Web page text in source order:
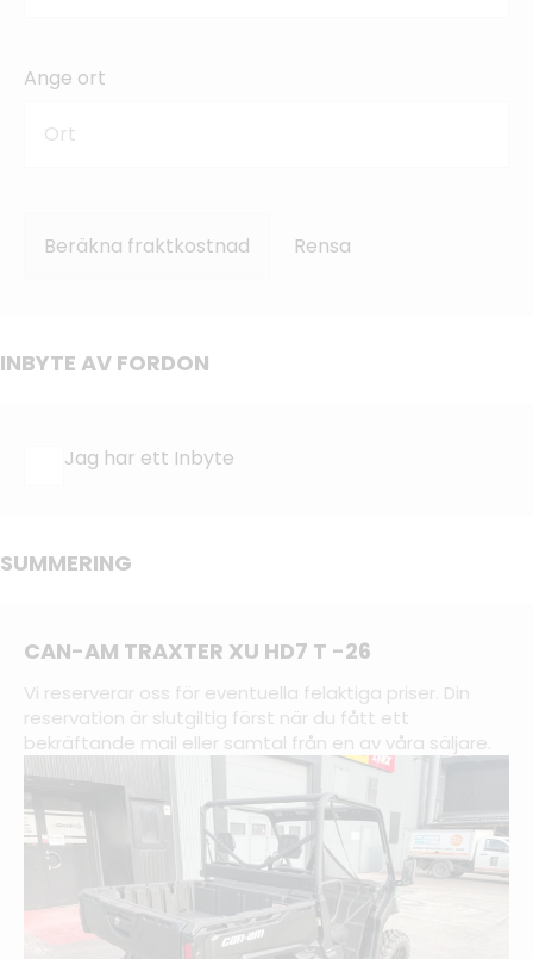
Ange ort
Beräkna fraktkostnad Rensa
INBYTE AV FORDON
Jag har ett Inbyte
SUMMERING
CAN-AM TRAXTER XU HD7 T -26
Vi reserverar oss för eventuella felaktiga priser. Din
reservation är slutgiltig först när du fått ett
bekräftande mail eller samtal från en av våra säljare.